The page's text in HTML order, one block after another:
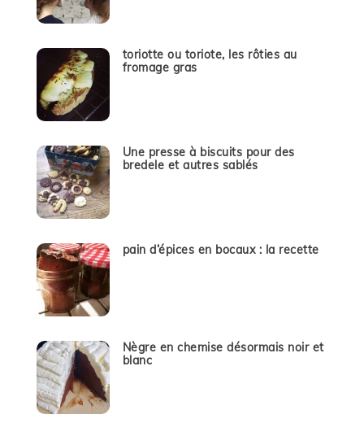
toriotte ou toriote, les rôties au
fromage gras
Une presse à biscuits pour des
bredele et autres sablés
pain d’épices en bocaux : la recette
Nègre en chemise désormais noir et
blanc